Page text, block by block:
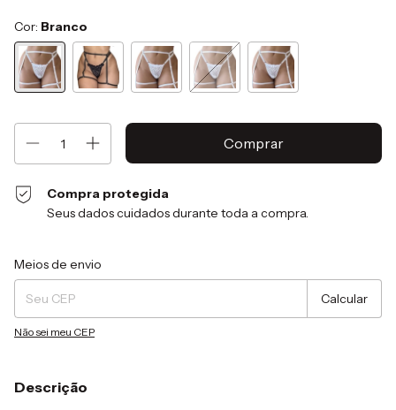
Cor: Branco
Compra protegida
Seus dados cuidados durante toda a compra.
Entregas para o CEP:
Meios de envio
Calcular
Não sei meu CEP
Descrição